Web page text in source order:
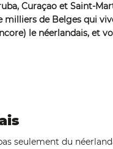
Curaçao et Saint-
de Belges qui
le néerlandais, et
seulement du